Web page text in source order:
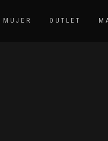
MUJER OUTLET